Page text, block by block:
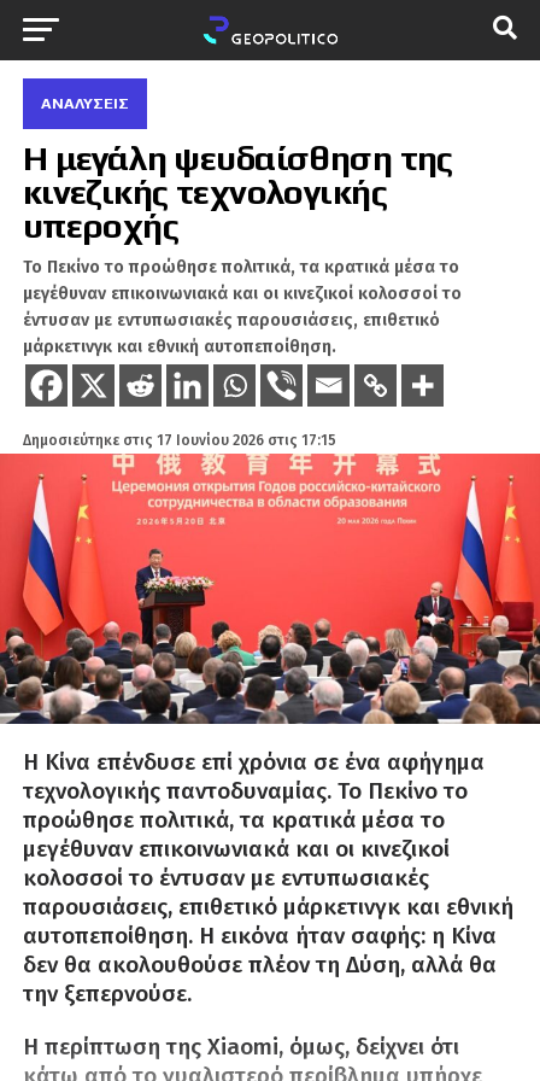
ΑΝΑΛΎΣΕΙΣ
Η μεγάλη ψευδαίσθηση της
κινεζικής τεχνολογικής
υπεροχής
Το Πεκίνο το προώθησε πολιτικά, τα κρατικά μέσα το
μεγέθυναν επικοινωνιακά και οι κινεζικοί κολοσσοί το
έντυσαν με εντυπωσιακές παρουσιάσεις, επιθετικό
μάρκετινγκ και εθνική αυτοπεποίθηση.
Δημοσιεύτηκε στις 17 Ιουνίου 2026 στις 17:15
Η Κίνα επένδυσε επί χρόνια σε ένα αφήγημα
τεχνολογικής παντοδυναμίας. Το Πεκίνο το
προώθησε πολιτικά, τα κρατικά μέσα το
μεγέθυναν επικοινωνιακά και οι κινεζικοί
κολοσσοί το έντυσαν με εντυπωσιακές
παρουσιάσεις, επιθετικό μάρκετινγκ και εθνική
αυτοπεποίθηση. Η εικόνα ήταν σαφής: η Κίνα
δεν θα ακολουθούσε πλέον τη Δύση, αλλά θα
την ξεπερνούσε.
Η περίπτωση της Xiaomi, όμως, δείχνει ότι